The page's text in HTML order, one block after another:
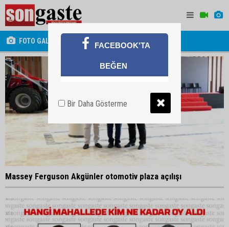
FOTO GALERİ
Massey Ferguson Akgünler otomotiv plaza açılışı
FACEBOOK'TA
BEĞEN
Bir Daha Gösterme